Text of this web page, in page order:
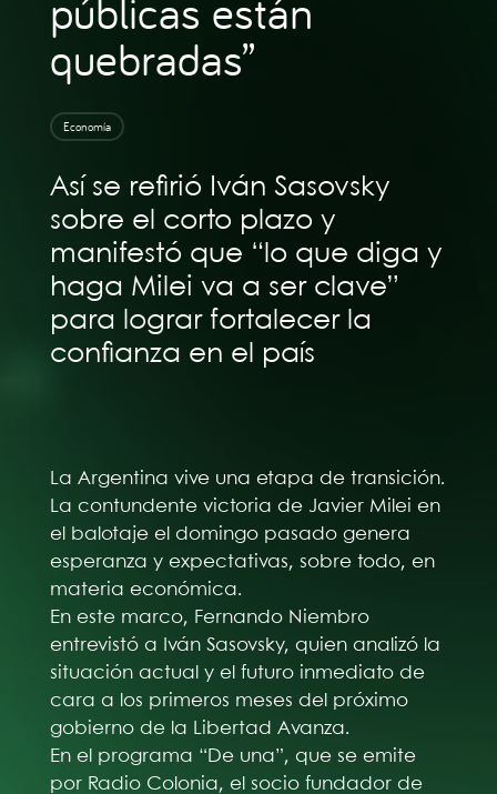
quebradas”
Economía
Así se refirió Iván Sasovsky
sobre el corto plazo y
manifestó que “lo que diga y
haga Milei va a ser clave”
para lograr fortalecer la
confianza en el país
La Argentina vive una etapa de transición.
La contundente victoria de Javier Milei en
el balotaje el domingo pasado genera
esperanza y expectativas, sobre todo, en
materia económica.
En este marco, Fernando Niembro
entrevistó a Iván Sasovsky, quien analizó la
situación actual y el futuro inmediato de
cara a los primeros meses del próximo
gobierno de la Libertad Avanza.
En el programa “De una”, que se emite
por Radio Colonia, el socio fundador de